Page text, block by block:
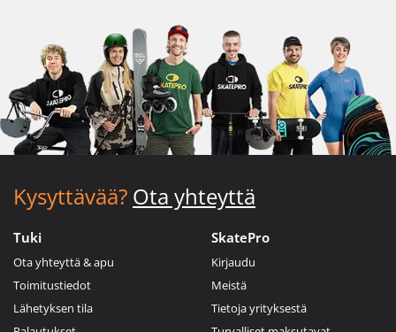
Kysyttävää? Ota yhteyttä
Tuki
Ota yhteyttä & apu
Toimitustiedot
Lähetyksen tila
SkatePro
Kirjaudu
Meistä
Tietoja yrityksestä